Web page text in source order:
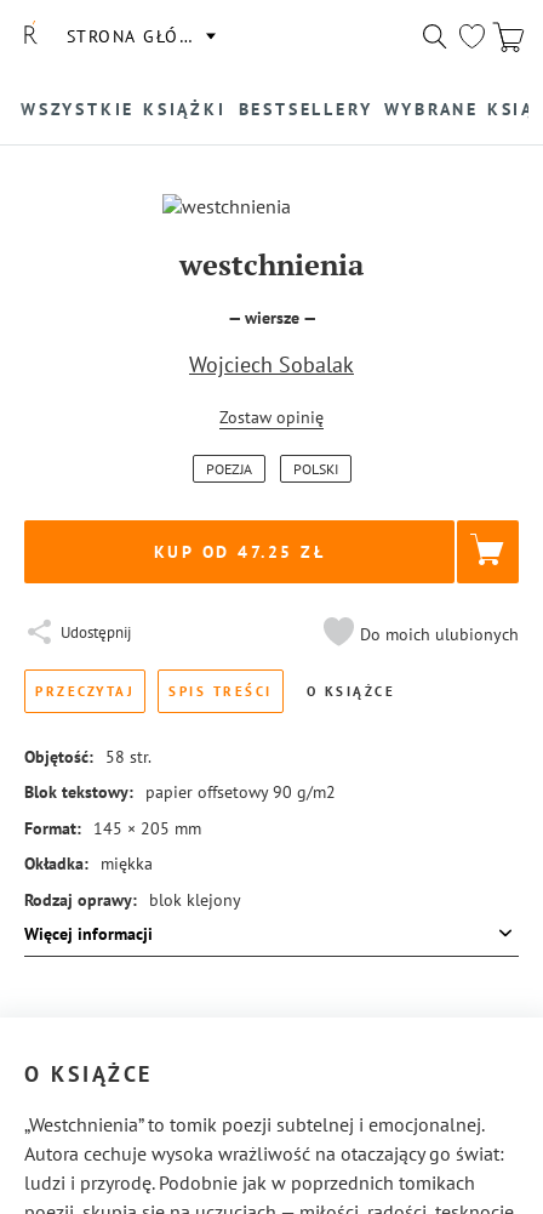
STRONA GŁÓWNA
WSZYSTKIE KSIĄŻKI BESTSELLERY WYBRANE
westchnienia
— wiersze —
Wojciech Sobalak
Zostaw opinię
POEZJA POLSKI
KUP OD 47.25
Udostępnij Do moich ulubionych
PRZECZYTAJ SPIS TREŚCI O KSIĄŻCE
Objętość: 58 str.
Blok tekstowy:
papier offsetowy 90 g/m2
Format:
145 × 205 mm
Okładka:
miękka
Rodzaj oprawy:
blok klejony
ISBN:
978-83-8324-491-4
Więcej informacji
O KSIĄŻCE
„Westchnienia” to tomik poezji subtelnej i emocjonalnej.
Autora cechuje wysoka wrażliwość na otaczający go świat:
ludzi i przyrodę. Podobnie jak w poprzednich tomikach